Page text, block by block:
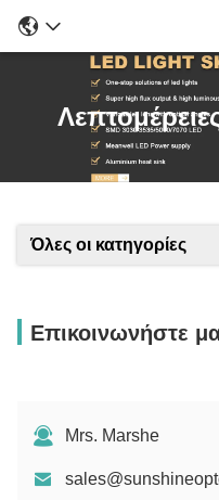
Όλες οι κατηγορίες
Επικοινωνήστε
Mrs. Marshe